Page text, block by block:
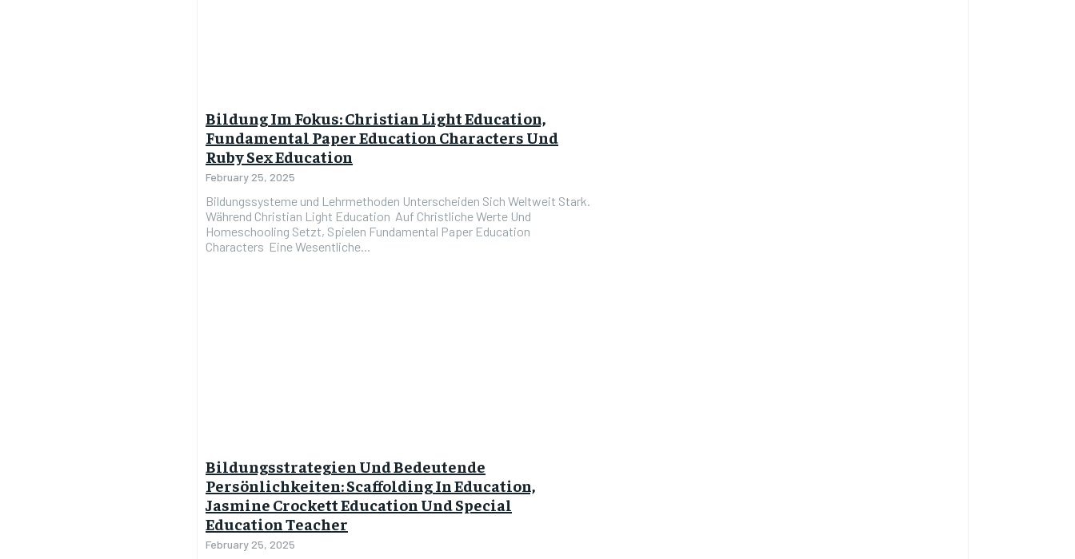
Bildung Im Fokus: Christian Light Education,
Fundamental Paper Education Characters Und
Ruby Sex Education
February 25, 2025
Bildungssysteme und Lehrmethoden Unterscheiden Sich Weltweit Stark.
Während Christian Light Education Auf Christliche Werte Und
Homeschooling Setzt, Spielen Fundamental Paper Education
Characters Eine Wesentliche...
Bildungsstrategien Und Bedeutende
Persönlichkeiten: Scaffolding In Education,
Jasmine Crockett Education Und Special
Education Teacher
February 25, 2025